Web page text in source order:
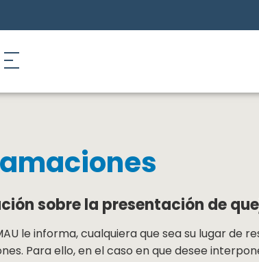
sobre la presentación de
le informa, cualquiera que sea su lugar de
Para ello, en el caso en que desee